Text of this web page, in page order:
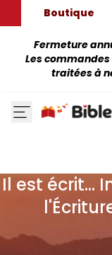
Boutique
Fermeture
Les
traitées à
Il est écrit…